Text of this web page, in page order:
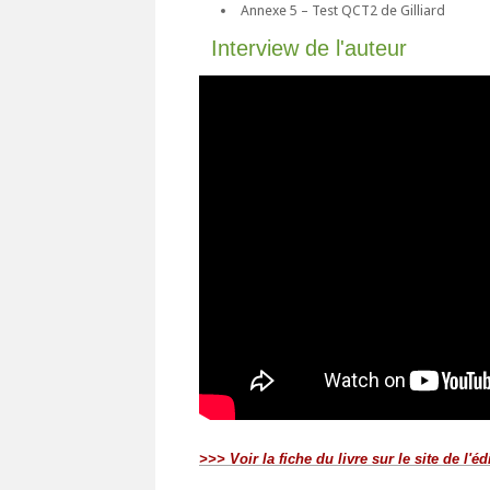
Annexe 5 – Test QCT2 de Gilliard
Interview de l'auteur
>>> Voir la fiche du livre sur le site de